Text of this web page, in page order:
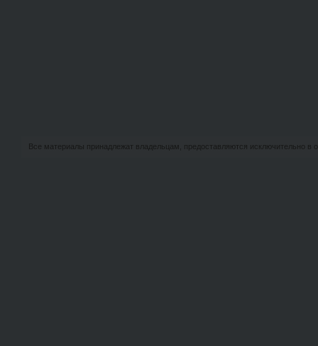
Все материалы принадлежат владельцам, предоставляются исключительно в